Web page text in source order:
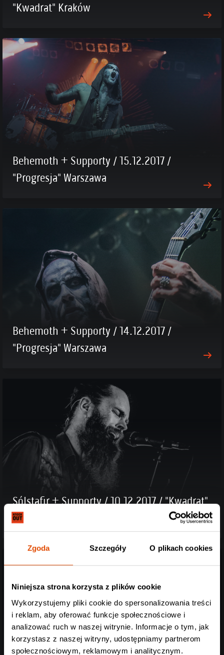
Zgoda Szczegóły O plikach cookies
Niniejsza strona korzysta z plików cookie
Wykorzystujemy pliki cookie do spersonalizowania treści
i reklam, aby oferować funkcje społecznościowe i
analizować ruch w naszej witrynie. Informacje o tym, jak
korzystasz z naszej witryny, udostępniamy partnerom
społecznościowym, reklamowym i analitycznym.
"Kwadrat" Kraków
Behemoth + Supporty / 15.12.2017 /
"Progresja" Warszawa
Behemoth + Supporty / 14.12.2017 /
"Progresja" Warszawa
Sólstafir + Supporty / 10.12.2017 / "Kwadrat"
Kraków